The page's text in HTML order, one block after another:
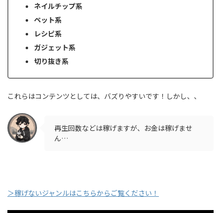
ネイルチップ系
ペット系
レシピ系
ガジェット系
切り抜き系
これらはコンテンツとしては、バズりやすいです！しかし、、
再生回数などは稼げますが、お金は稼げませ
ん…
＞稼げないジャンルはこちらからご覧ください！